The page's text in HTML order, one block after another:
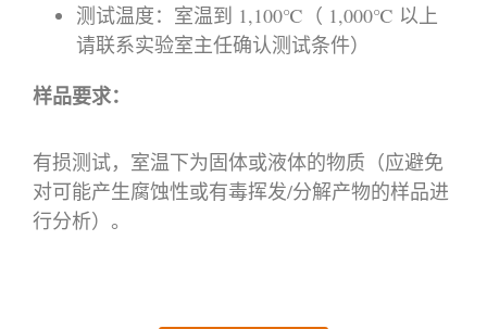
测试温度：室温到 1,100℃（ 1,000℃ 以上
请联系实验室主任确认测试条件）
样品要求：
有损测试，室温下为固体或液体的物质（应避免
对可能产生腐蚀性或有毒挥发/分解产物的样品进
行分析）。